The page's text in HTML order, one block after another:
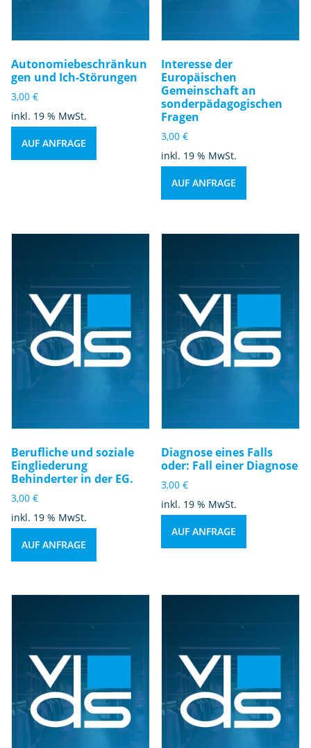
Autonomiebeschränkun
gen und Ich-Störungen
3,00 €
inkl. 19 % MwSt.
AUF ANFRAGE
Interesse der
Europäischen
Gemeinschaft an
sonderpädagogischen
Fragen
3,00€
inkl. 19 % MwSt.
AUF ANFRAGE
Berufliche und soziale
Eingliederung
Behinderter in der EG.
3,00 €
inkl. 19 % MwSt.
AUF ANFRAGE
Diagnose eines Falls
oder: Fall einer Diagnose
3,00€
inkl. 19 % MwSt.
AUF ANFRAGE